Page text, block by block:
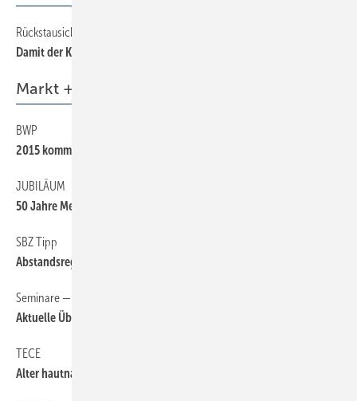
Rückstausicherung in der Gebäudetechnik
Damit der Keller trocken bleibt
Markt + Trends
BWP
2015 kommt Energielabel für Heizgeräte
JUBILÄUM
50 Jahre Mepa
SBZ Tipp
Abstandsregeln für Heizöltanks
Seminare — Schulungen — Termine
Aktuelle Übersicht auf sbz-online.de
TECE
Alter ­hautnah erleben